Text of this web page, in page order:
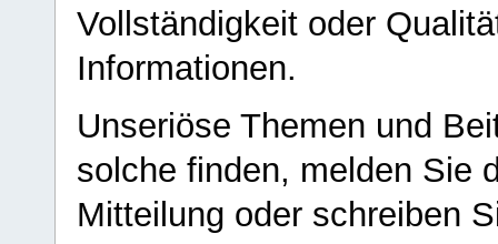
Vollständigkeit oder
Informationen.
Unseriöse Themen und
solche finden, melden Sie
Mitteilung oder schreiben